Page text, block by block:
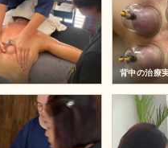
背中の治療